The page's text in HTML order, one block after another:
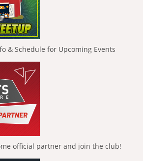
& Schedule for Upcoming Events
official partner and join the club!